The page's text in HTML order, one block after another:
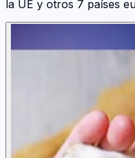
la UE y otros 7 países